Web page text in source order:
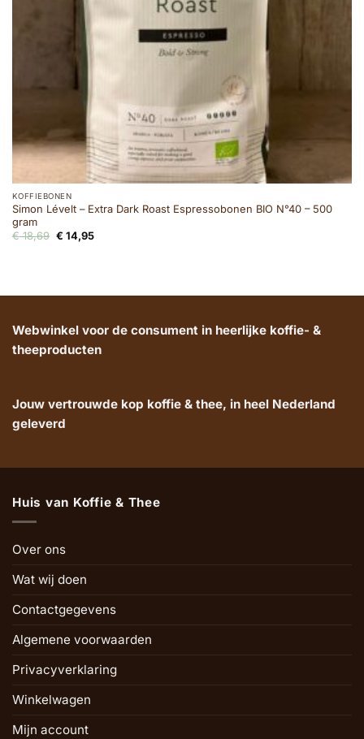
KOFFIEBONEN
Simon Lévelt – Extra Dark Roast Espressobonen BIO N°40 – 500
gram
€18,69 Oorspronkelijke
€ 14,95Huidige
Webwinkel voor de consument in heerlijke koffie- &
theeproducten
Jouw vertrouwde kop koffie & thee, in heel Nederland
geleverd
Huis van Koffie & Thee
Over ons
Wat wij doen
Contactgegevens
Algemene voorwaarden
Privacyverklaring
Winkelwagen
Mijn account